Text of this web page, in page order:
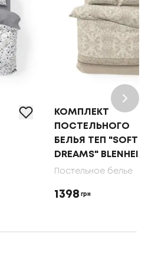
КОМПЛЕКТ
ПОСТЕЛЬНОГО
БЕЛЬЯ ТЕП "SOFT
DREAMS" BLENHEIM
Постельное белье
1398 грн